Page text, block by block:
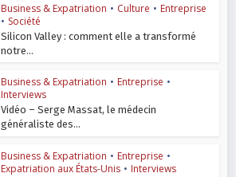
Business & Expatriation • Culture • Entreprise
• Société
Silicon Valley : comment elle a transformé
notre...
Business & Expatriation • Entreprise •
Interviews
Vidéo – Serge Massat, le médecin
généraliste des...
Business & Expatriation • Entreprise •
Expatriation aux États-Unis • Interviews